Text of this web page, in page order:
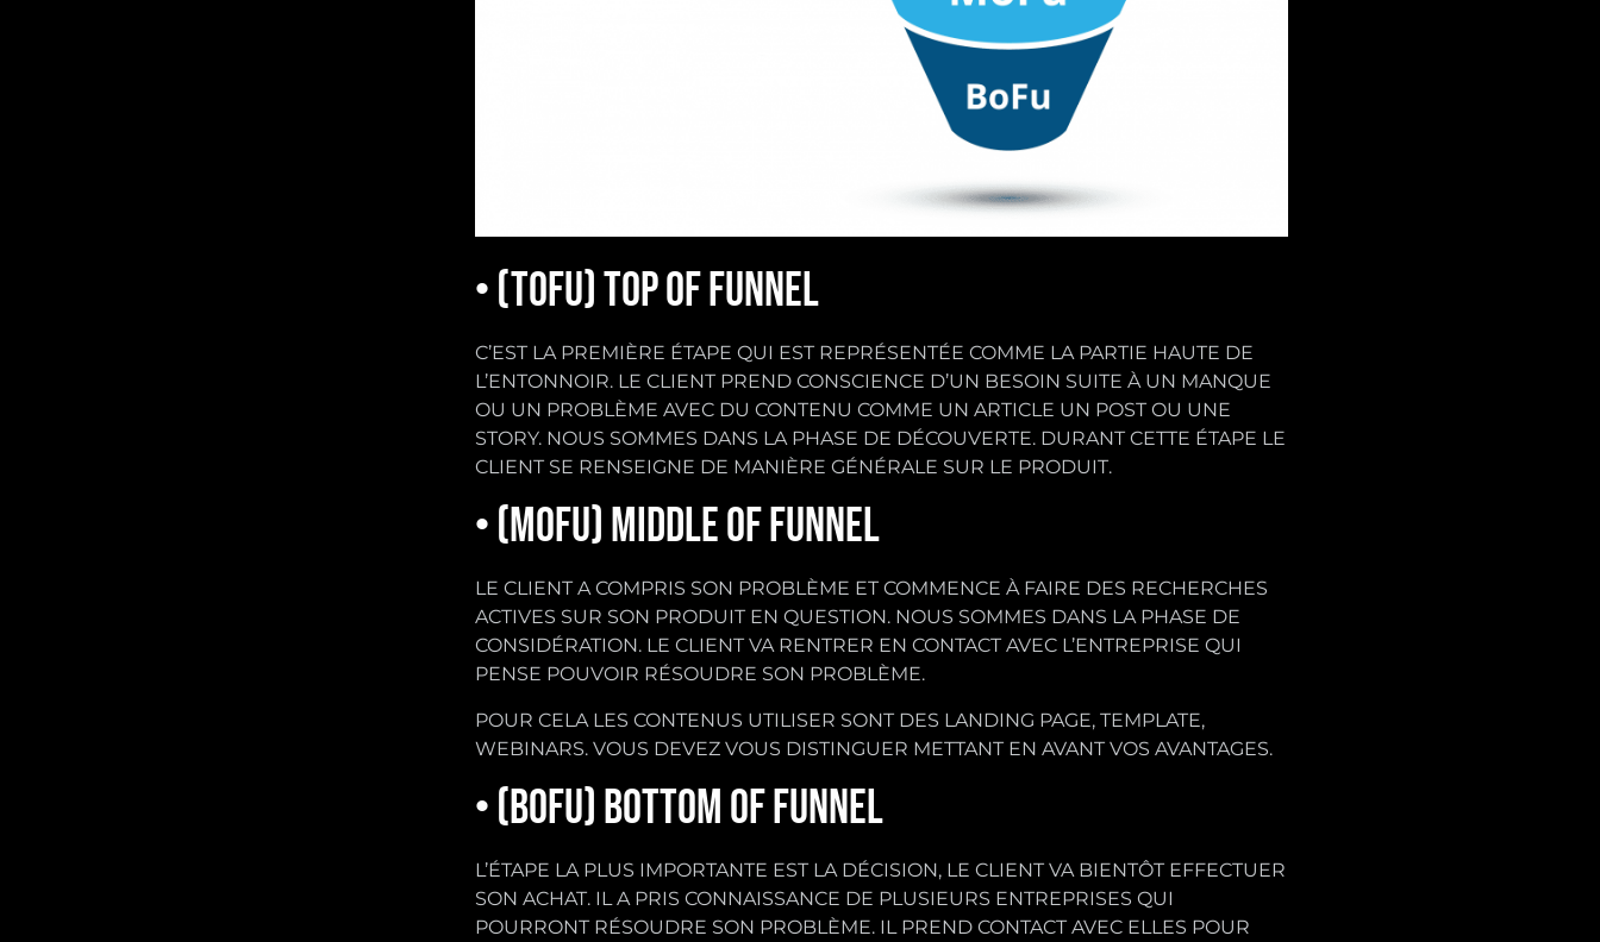
• (TOFU) TOP OF FUNNEL
C’EST LA PREMIÈRE ÉTAPE QUI EST REPRÉSENTÉE COMME LA PARTIE HAUTE DE
L’ENTONNOIR. LE CLIENT PREND CONSCIENCE D’UN BESOIN SUITE À UN MANQUE
OU UN PROBLÈME AVEC DU CONTENU COMME UN ARTICLE UN POST OU UNE
STORY. NOUS SOMMES DANS LA PHASE DE DÉCOUVERTE. DURANT CETTE ÉTAPE LE
CLIENT SE RENSEIGNE DE MANIÈRE GÉNÉRALE SUR LE PRODUIT.
• (MOFU) MIDDLE OF FUNNEL
LE CLIENT A COMPRIS SON PROBLÈME ET COMMENCE À FAIRE DES RECHERCHES
ACTIVES SUR SON PRODUIT EN QUESTION. NOUS SOMMES DANS LA PHASE DE
CONSIDÉRATION. LE CLIENT VA RENTRER EN CONTACT AVEC L’ENTREPRISE QUI
PENSE POUVOIR RÉSOUDRE SON PROBLÈME.
POUR CELA LES CONTENUS UTILISER SONT DES LANDING PAGE, TEMPLATE,
WEBINARS. VOUS DEVEZ VOUS DISTINGUER METTANT EN AVANT VOS AVANTAGES.
• (BOFU) BOTTOM OF FUNNEL
L’ÉTAPE LA PLUS IMPORTANTE EST LA DÉCISION, LE CLIENT VA BIENTÔT EFFECTUER
SON ACHAT. IL A PRIS CONNAISSANCE DE PLUSIEURS ENTREPRISES QUI
POURRONT RÉSOUDRE SON PROBLÈME. IL PREND CONTACT AVEC ELLES POUR